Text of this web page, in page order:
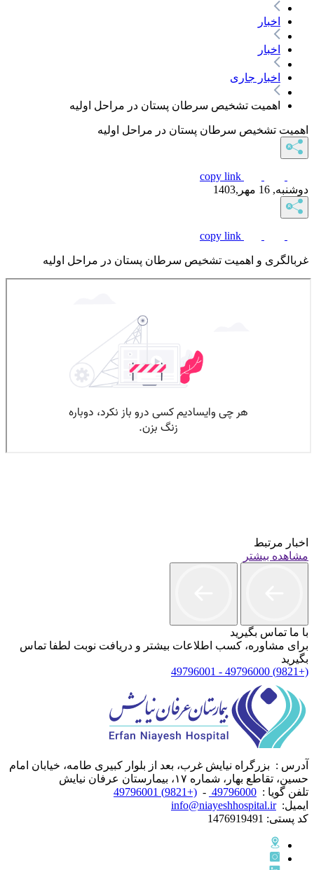
اخبار
اخبار
اخبار جاری
اهمیت تشخیص سرطان پستان در مراحل اولیه
اهمیت تشخیص سرطان پستان در مراحل اولیه
دوشنبه, 16 مهر,1403
غربالگری و اهمیت تشخیص سرطان پستان در مراحل اولیه
اخبار مرتبط
مشاهده بیشتر
با ما تماس بگیرید
برای مشاوره، کسب اطلاعات بیشتر و دریافت نوبت لطفا تماس
بگیرید
(+9821) 49796000 - 49796001
آدرس : بزرگراه نیایش غرب، بعد از بلوار کبیری طامه، خیابان امام
حسین، تقاطع بهار، شماره ۱۷، بیمارستان عرفان نیایش
تلفن گویا : 49796000
-
(+9821) 49796001
ایمیل: info@niayeshhospital.ir
کد پستی: 1476919491